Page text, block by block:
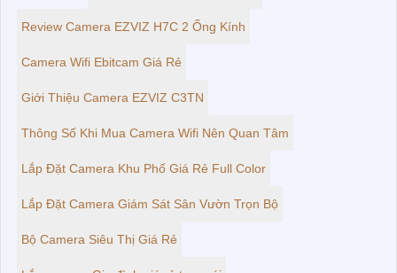
Review Camera EZVIZ H7C 2 Ống Kính
Camera Wifi Ebitcam Giá Rẻ
Giới Thiệu Camera EZVIZ C3TN
Thông Số Khi Mua Camera Wifi Nên Quan Tâm
Lắp Đặt Camera Khu Phố Giá Rẻ Full Color
Lắp Đặt Camera Giám Sát Sân Vườn Trọn Bộ
Bộ Camera Siêu Thị Giá Rẻ